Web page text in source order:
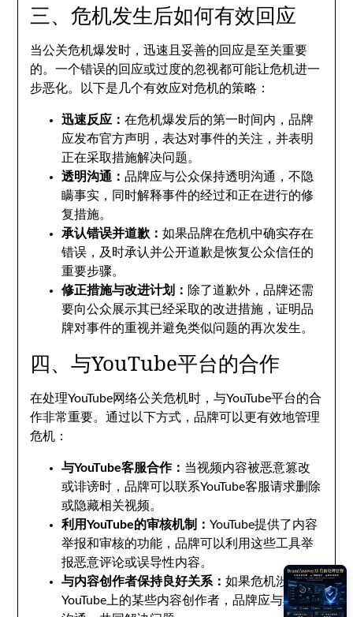
三、危机发生后如何有效回应
当公关危机爆发时，迅速且妥善的回应是至关重要
的。一个错误的回应或过度的忽视都可能让危机进一
步恶化。以下是几个有效应对危机的策略：
迅速反应：在危机爆发后的第一时间内，品牌
应发布官方声明，表达对事件的关注，并表明
正在采取措施解决问题。
透明沟通：品牌应与公众保持透明沟通，不隐
瞒事实，同时解释事件的经过和正在进行的修
复措施。
承认错误并道歉：如果品牌在危机中确实存在
错误，及时承认并公开道歉是恢复公众信任的
重要步骤。
修正措施与改进计划： 除了道歉外，品牌还需
要向公众展示其已经采取的改进措施，证明品
牌对事件的重视并避免类似问题的再次发生。
四、与YouTube平台的合作
在处理YouTube网络公关危机时，与YouTube平台的合
作非常重要。通过以下方式，品牌可以更有效地管理
危机：
与YouTube客服合作： 当视频内容被恶意篡改
或诽谤时，品牌可以联系YouTube客服请求删除
或隐藏相关视频。
利用YouTube的审核机制：YouTube提供了内容
举报和审核的功能，品牌可以利用这些工具举
报恶意评论或误导性内容。
与内容创作者保持良好关系：如果危机涉及到
YouTube上的某些内容创作者，品牌应与其保持